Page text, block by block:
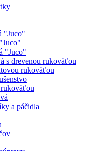
"Juco"
"Juco"
s drevenou rukoväťou
rukoväťou
a páčidla